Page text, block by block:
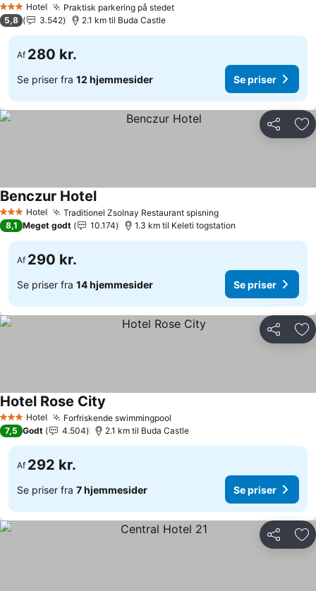
3 StjernerHotel Praktisk parkering på stedet
5,8 3.542 2.1 km til Buda Castle
Af 280 kr.
Se priser fra 12 hjemmesider Se priser
Del
3 StjernerHotel Traditionel Zsolnay Restaurant spisning
Benczur Hotel
8,1 Meget godt 10.174 1.3 km til Keleti togstation
Af 290 kr.
Se priser fra 14 hjemmesider Se priser
Del
3 StjernerHotel Forfriskende swimmingpool
Hotel Rose City
7,5 Godt 4.504 2.1 km til Buda Castle
Af 292 kr.
Se priser fra 7 hjemmesider Se priser
Del